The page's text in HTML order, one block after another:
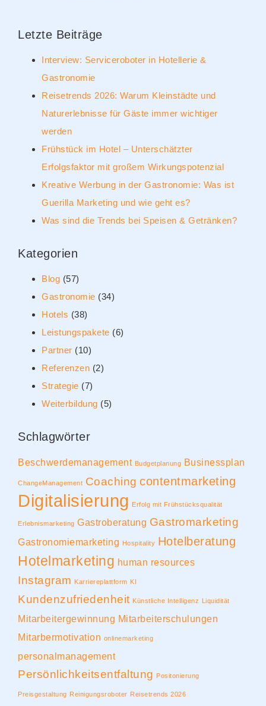
Letzte Beiträge
Interview: Serviceroboter in Hotellerie &
Gastronomie
Reisetrends 2026: Warum Kleinstädte und
Naturerlebnisse für Gäste immer wichtiger
werden
Frühstück im Hotel – Unterschätzter
Erfolgsfaktor mit großem Wirkungspotenzial
Kreative Werbung in der Gastronomie: Was ist
Guerilla Marketing und wie geht es?
Was sind die Trends bei Speisen & Getränken?
Kategorien
Blog (57)
Gastronomie (34)
Hotels (38)
Leistungspakete (6)
Partner (10)
Referenzen (2)
Strategie (7)
Weiterbildung (5)
Schlagwörter
Beschwerdemanagement Budgetplanung Businessplan
ChangeManagement Coaching contentmarketing
Digitalisierung Erfolg mit Frühstücksqualität
Erlebnismarketing Gastroberatung Gastromarketing
Gastronomiemarketing Hospitality Hotelberatung
Hotelmarketing human resources
Instagram Karriereplattform KI
Kundenzufriedenheit Künstliche Intelligenz Liquidität
Mitarbeitergewinnung Mitarbeiterschulungen
Mitarbermotivation onlinemarketing
personalmanagement
Persönlichkeitsentfaltung Positonierung
Preisgestaltung Reinigungsroboter Reisetrends 2026